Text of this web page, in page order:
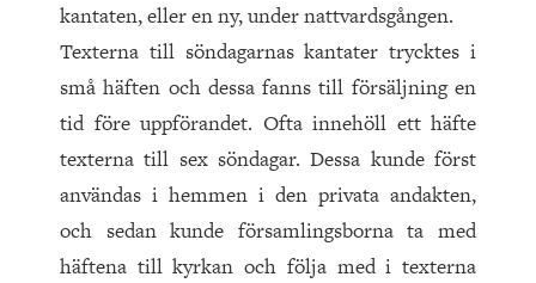
kantaten, eller en ny, under nattvardsgången.
Texterna till söndagarnas kantater trycktes i
små häften och dessa fanns till försäljning en
tid före uppförandet. Ofta innehöll ett häfte
texterna till sex söndagar. Dessa kunde först
användas i hemmen i den privata andakten,
och sedan kunde församlingsborna ta med
häftena till kyrkan och följa med i texterna